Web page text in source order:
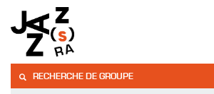
RECHERCHE DE GROUPE